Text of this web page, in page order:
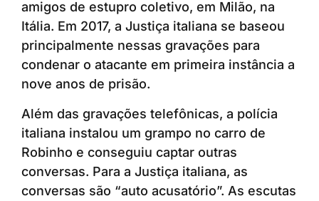
amigos de estupro coletivo, em Milão, na
Itália. Em 2017, a Justiça italiana se baseou
principalmente nessas gravações para
condenar o atacante em primeira instância a
nove anos de prisão.
Além das gravações telefônicas, a polícia
italiana instalou um grampo no carro de
Robinho e conseguiu captar outras
conversas. Para a Justiça italiana, as
conversas são “auto acusatório”. As escutas